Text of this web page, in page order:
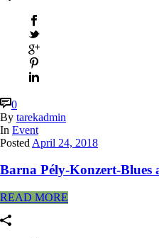
0
By tarekadmin
In Event
Posted April 24, 2018
Barna Pély-Konzert-Blues
READ MORE